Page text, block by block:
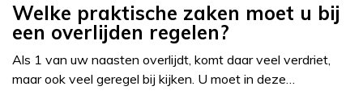
Welke praktische zaken moet u bij
een overlijden regelen?
Als 1 van uw naasten overlijdt, komt daar veel verdriet,
maar ook veel geregel bij kijken. U moet in deze…